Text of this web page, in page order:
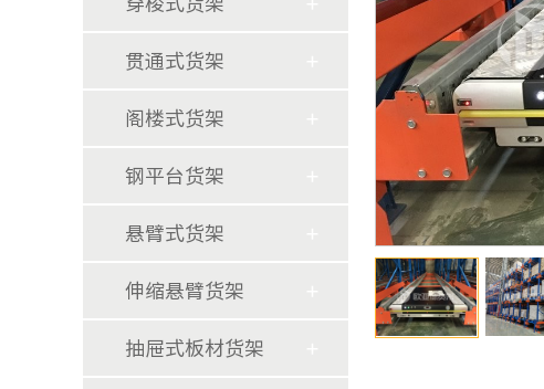
贯通式货架
阁楼式货架
钢平台货架
悬臂式货架
伸缩悬臂货架
抽屉式板材货架